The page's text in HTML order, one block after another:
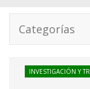
Categorías
INVESTIGACIÓN Y